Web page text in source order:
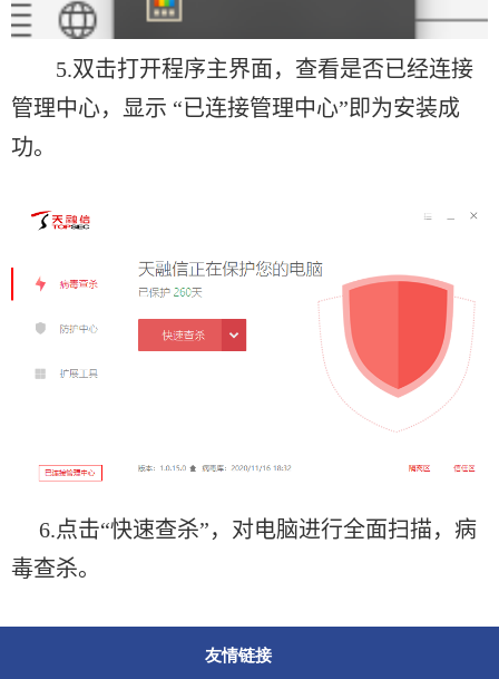
5.双击打开程序主界面，查看是否已经连接
管理中心，显示 “已连接管理中心”即为安装成
功。
6.点击“快速查杀”，对电脑进行全面扫描，病
毒查杀。
友情链接